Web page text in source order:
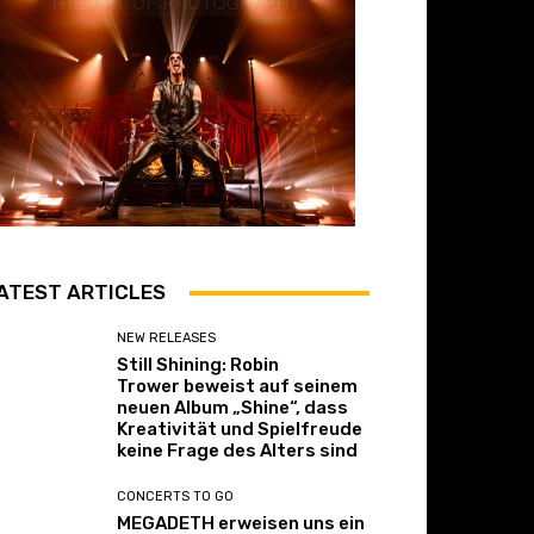
ARTICLES
NEW RELEASES
Still Shining: Robin
Trower beweist auf seinem
neuen Album „Shine“, dass
Kreativität und Spielfreude
keine Frage des Alters sind
CONCERTS TO GO
MEGADETH erweisen uns ein